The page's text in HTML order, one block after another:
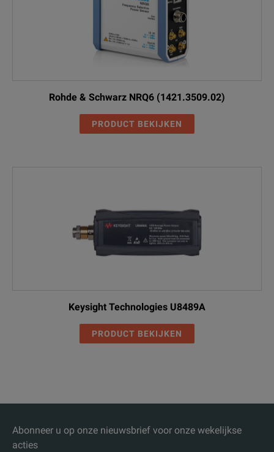
Rohde & Schwarz NRQ6 (1421.3509.02)
PRODUCT BEKIJKEN
Keysight Technologies U8489A
PRODUCT BEKIJKEN
Abonneer u op onze nieuwsbrief voor onze wekelijkse
acties